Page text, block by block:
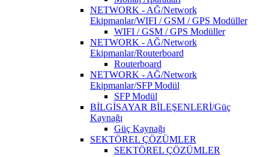
NETWORK - AĞ/Network
Ekipmanlar/WIFI / GSM / GPS Modüller
WIFI / GSM / GPS Modüller
NETWORK - AĞ/Network
Ekipmanlar/Routerboard
Routerboard
NETWORK - AĞ/Network
Ekipmanlar/SFP Modül
SFP Modül
BİLGİSAYAR BİLEŞENLERİ/Güç
Kaynağı
Güç Kaynağı
SEKTÖREL ÇÖZÜMLER
SEKTÖREL ÇÖZÜMLER